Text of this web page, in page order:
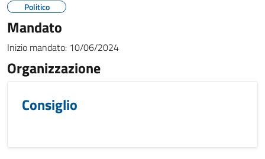
Politico
Mandato
Inizio mandato: 10/06/2024
Organizzazione
Consiglio